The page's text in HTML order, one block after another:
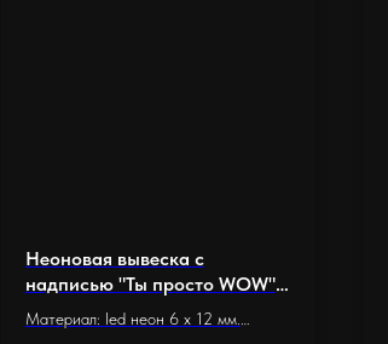
Неоновая вывеска с
надписью "Ты просто WOW"
(65 х 30 см.)
Материал: led неон 6 x 12 мм.